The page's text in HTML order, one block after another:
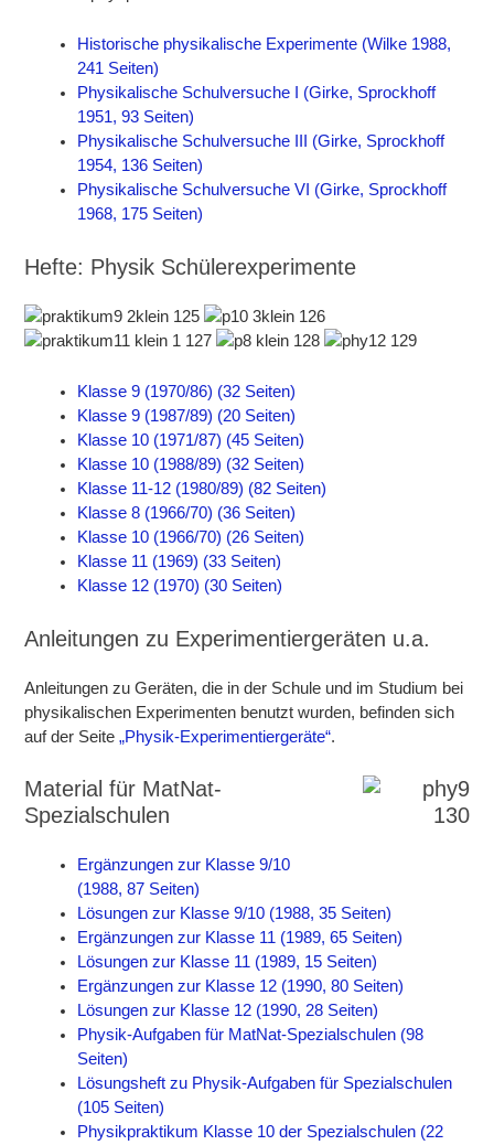
Historische physikalische Experimente (Wilke 1988,
241 Seiten)
Physikalische Schulversuche I (Girke, Sprockhoff
1951, 93 Seiten)
Physikalische Schulversuche III (Girke, Sprockhoff
1954, 136 Seiten)
Physikalische Schulversuche VI (Girke, Sprockhoff
1968, 175 Seiten)
Hefte: Physik Schülerexperimente
Klasse 9 (1970/86) (32 Seiten)
Klasse 9 (1987/89) (20 Seiten)
Klasse 10 (1971/87) (45 Seiten)
Klasse 10 (1988/89) (32 Seiten)
Klasse 11-12 (1980/89) (82 Seiten)
Klasse 8 (1966/70) (36 Seiten)
Klasse 10 (1966/70) (26 Seiten)
Klasse 11 (1969) (33 Seiten)
Klasse 12 (1970) (30 Seiten)
Anleitungen zu Experimentiergeräten u.a.
Anleitungen zu Geräten, die in der Schule und im Studium bei
physikalischen Experimenten benutzt wurden, befinden sich
auf der Seite„Physik-Experimentiergeräte“.
Material für MatNat-
Spezialschulen
Ergänzungen zur Klasse 9/10
(1988, 87 Seiten)
Lösungen zur Klasse 9/10 (1988, 35 Seiten)
Ergänzungen zur Klasse 11 (1989, 65 Seiten)
Lösungen zur Klasse 11 (1989, 15 Seiten)
Ergänzungen zur Klasse 12 (1990, 80 Seiten)
Lösungen zur Klasse 12 (1990, 28 Seiten)
Physik-Aufgaben für MatNat-Spezialschulen (98
Seiten)
Lösungsheft zu Physik-Aufgaben für Spezialschulen
(105 Seiten)
Physikpraktikum Klasse 10 der Spezialschulen (22